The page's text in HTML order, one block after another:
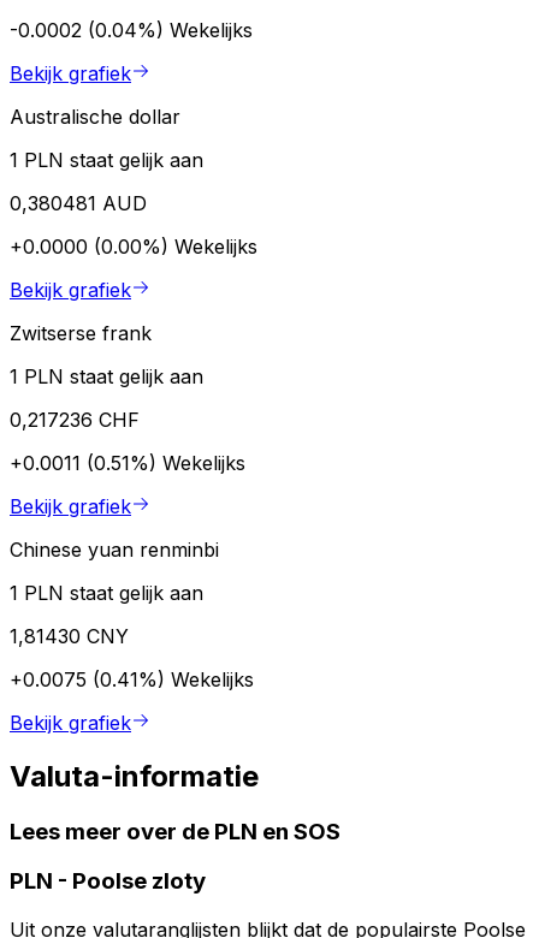
-0.0002 (0.04%) Wekelijks
Bekijk grafiek
Australische dollar
1 PLN staat gelijk aan
0,380481 AUD
+0.0000 (0.00%) Wekelijks
Bekijk grafiek
Zwitserse frank
1 PLN staat gelijk aan
0,217236 CHF
+0.0011 (0.51%) Wekelijks
Bekijk grafiek
Chinese yuan renminbi
1 PLN staat gelijk aan
1,81430 CNY
+0.0075 (0.41%) Wekelijks
Bekijk grafiek
Valuta-informatie
Lees meer over de PLN en SOS
PLN - Poolse zloty
Uit onze valutaranglijsten blijkt dat de populairste Poolse